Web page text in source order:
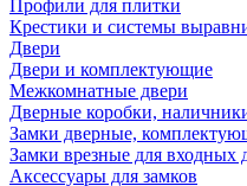
Профили для плитки
Крестики и системы
Двери
Двери и комплектующие
Межкомнатные двери
Дверные коробки,
Замки дверные,
Замки врезные для входных
Аксессуары для замков